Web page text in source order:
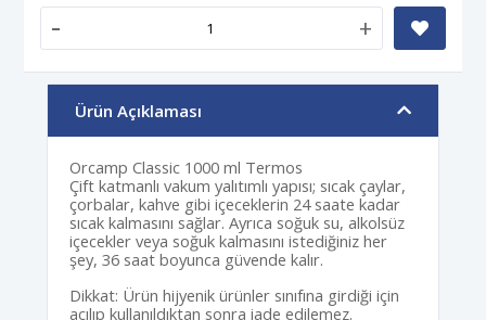
- +
Ürün Açıklaması
Orcamp Classic 1000 ml Termos
Çift katmanlı vakum yalıtımlı yapısı; sıcak çaylar,
çorbalar, kahve gibi içeceklerin 24 saate kadar
sıcak kalmasını sağlar. Ayrıca soğuk su, alkolsüz
içecekler veya soğuk kalmasını istediğiniz her
şey, 36 saat boyunca güvende kalır.
Dikkat: Ürün hijyenik ürünler sınıfına girdiği için
açılıp kullanıldıktan sonra iade edilemez.